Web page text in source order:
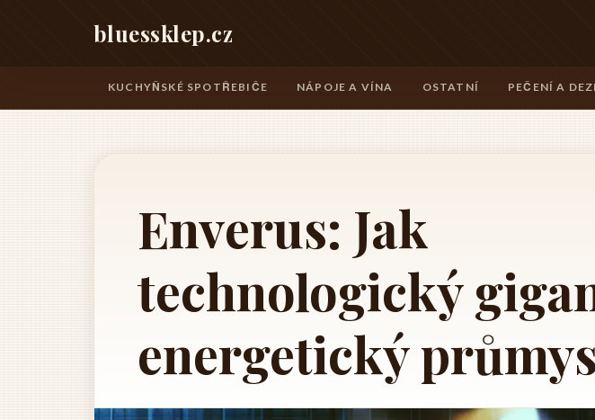
bluessklep.cz
KUCHYŇSKÉ SPOTŘEBIČE NÁPOJE A VÍNA OSTATNÍ PEČENÍ A
Enverus: Jak
technologický
energetický